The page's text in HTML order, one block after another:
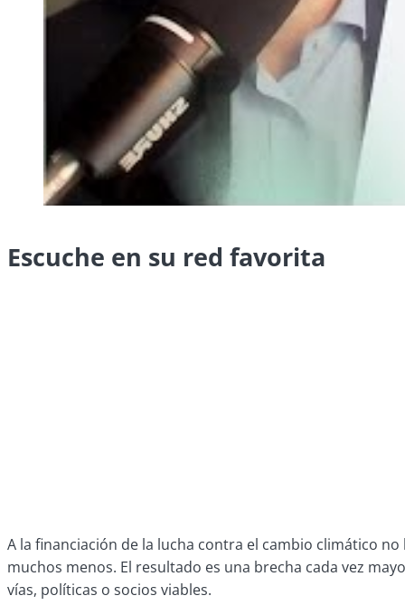
Escuche en su red favorita
A la financiación de la lucha contra el cambio climático
muchos menos. El resultado es una brecha cada vez
vías, políticas o socios viables.